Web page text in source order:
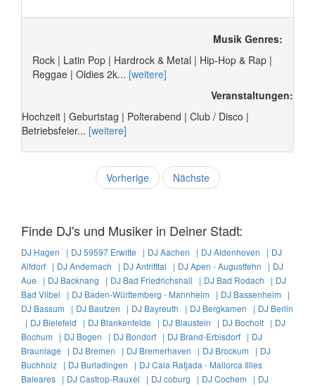
Musik Genres:
Rock | Latin Pop | Hardrock & Metal | Hip-Hop & Rap |
Reggae | Oldies 2k... [weitere]
Veranstaltungen:
Hochzeit | Geburtstag | Polterabend | Club / Disco |
Betriebsfeier... [weitere]
Vorherige Nächste
Finde DJ's und Musiker in Deiner Stadt:
DJ Hagen | DJ 59597 Erwitte | DJ Aachen | DJ Aldenhoven | DJ
Alfdorf | DJ Andernach | DJ Antrifttal | DJ Apen - Augustfehn | DJ
Aue | DJ Backnang | DJ Bad Friedrichshall | DJ Bad Rodach | DJ
Bad Vilbel | DJ Baden-Württemberg - Mannheim | DJ Bassenheim |
DJ Bassum | DJ Bautzen | DJ Bayreuth | DJ Bergkamen | DJ Berlin
| DJ Bielefeld | DJ Blankenfelde | DJ Blaustein | DJ Bocholt | DJ
Bochum | DJ Bogen | DJ Bondorf | DJ Brand-Erbisdorf | DJ
Braunlage | DJ Bremen | DJ Bremerhaven | DJ Brockum | DJ
Buchholz | DJ Burladingen | DJ Cala Ratjada - Mallorca Illles
Baleares | DJ Castrop-Rauxel | DJ coburg | DJ Cochem | DJ